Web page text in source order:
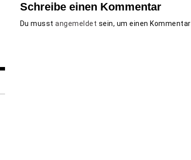
Schreibe einen Kommentar
Du musst angemeldet sein, um einen Kommentar